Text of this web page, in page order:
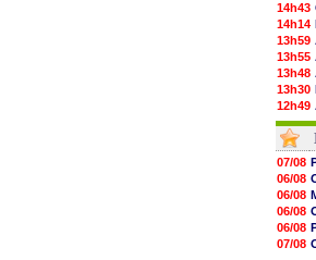
14h43
14h14
13h59
13h55
13h48
13h30
12h49
12h22
12h00
11h46
11h20
10h49
10h32
10h10
09h49
09h35
07/08
06/08
06/08
06/08
06/08
07/08